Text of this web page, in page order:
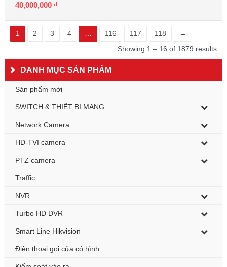
40,000,000 ₫
1 2 3 4 116 117 118
→
Showing 1 – 16 of 1879 results
DANH MỤC SẢN PHẨM
Sản phẩm mới
SWITCH & THIẾT BỊ MẠNG
Network Camera
HD-TVI camera
PTZ camera
Traffic
NVR
Turbo HD DVR
Smart Line Hikvision
Điện thoại gọi cửa có hình